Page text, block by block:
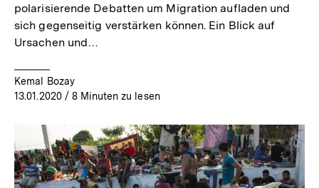
polarisierende Debatten um Migration aufladen und
sich gegenseitig verstärken können. Ein Blick auf
Ursachen und…
Kemal Bozay
13.01.2020/ 8 Minuten zu lesen